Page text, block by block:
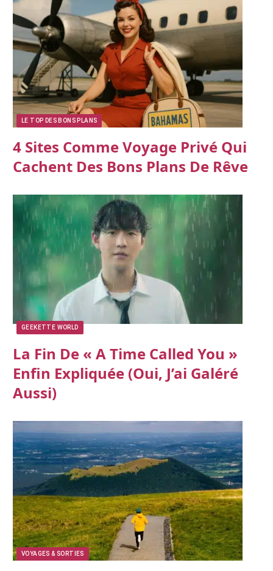
LE TOP DES BONS PLANS
4 Sites Comme Voyage Privé Qui
Cachent Des Bons Plans De Rêve
GEEKETTE WORLD
La Fin De « A Time Called You »
Enfin Expliquée (oui, J’ai Galéré
Aussi)
VOYAGES & SORTIES